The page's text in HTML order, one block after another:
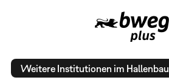
Weitere Institutionen im Hallenbau